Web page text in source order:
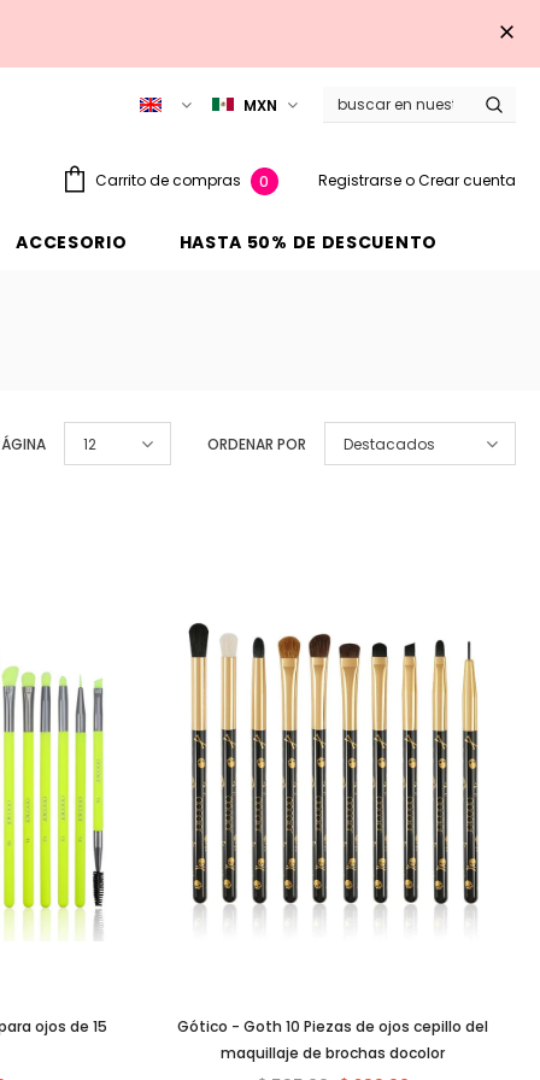
MXN
Carrito de compras 0 RegistrarseoCrear cuenta
ACCESORIO HASTA 50% DE DESCUENTO
12 ORDENAR POR Destacados
ojos de 15
Gótico - Goth 10 Piezas de ojos cepillo del
maquillaje de brochas docolor